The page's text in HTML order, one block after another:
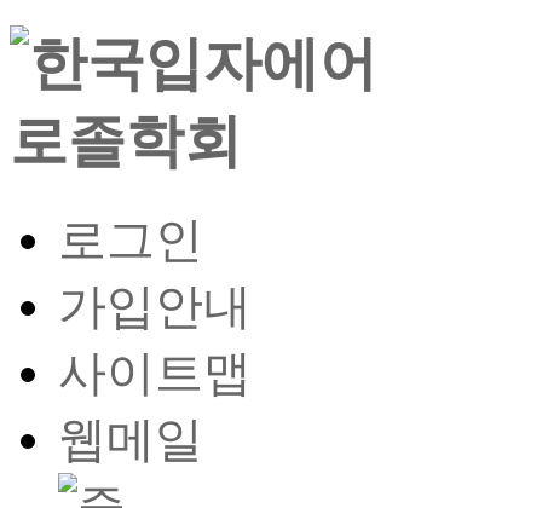
로그인
가입안내
사이트맵
웹메일